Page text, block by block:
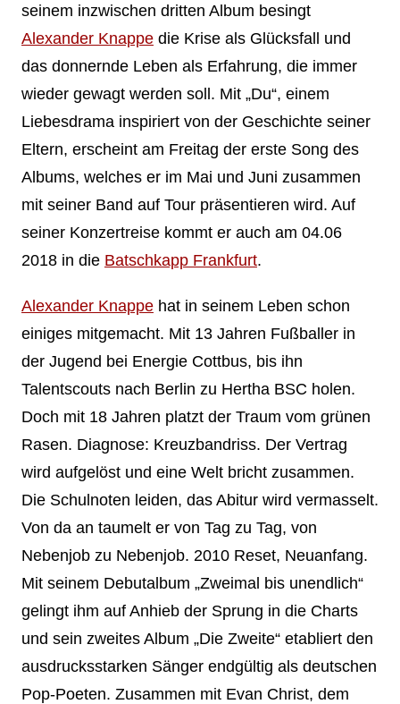
seinem inzwischen dritten Album besingt
Alexander Knappedie Krise als Glücksfall und
das donnernde Leben als Erfahrung, die immer
wieder gewagt werden soll. Mit „Du“, einem
Liebesdrama inspiriert von der Geschichte seiner
Eltern, erscheint am Freitag der erste Song des
Albums, welches er im Mai und Juni zusammen
mit seiner Band auf Tour präsentieren wird. Auf
seiner Konzertreise kommt er auch am 04.06
2018 in die Batschkapp Frankfurt.
Alexander Knappehat in seinem Leben schon
einiges mitgemacht. Mit 13 Jahren Fußballer in
der Jugend bei Energie Cottbus, bis ihn
Talentscouts nach Berlin zu Hertha BSC holen.
Doch mit 18 Jahren platzt der Traum vom grünen
Rasen. Diagnose: Kreuzbandriss. Der Vertrag
wird aufgelöst und eine Welt bricht zusammen.
Die Schulnoten leiden, das Abitur wird vermasselt.
Von da an taumelt er von Tag zu Tag, von
Nebenjob zu Nebenjob. 2010 Reset, Neuanfang.
Mit seinem Debutalbum „Zweimal bis unendlich“
gelingt ihm auf Anhieb der Sprung in die Charts
und sein zweites Album „Die Zweite“ etabliert den
ausdrucksstarken Sänger endgültig als deutschen
Pop-Poeten. Zusammen mit Evan Christ, dem